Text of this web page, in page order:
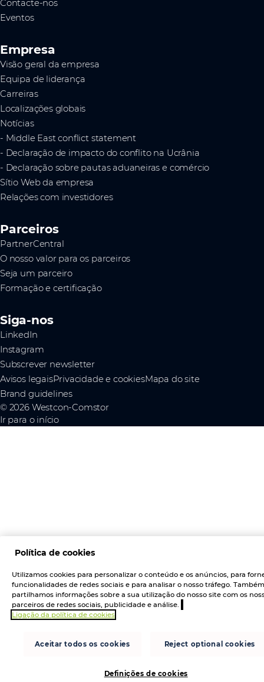
Contacte-nos
Eventos
Empresa
Visão geral da empresa
Equipa de liderança
Carreiras
Localizações globais
Notícias
- Middle East conflict statement
- Declaração de impacto do conflito na Ucrânia
- Declaração sobre pautas aduaneiras e comércio
Sítio Web da empresa
Relações com investidores
Parceiros
PartnerCentral
O nosso valor para os parceiros
Seja um parceiro
Formação e certificação
Siga-nos
LinkedIn
Instagram
Subscrever newsletter
Avisos legaisPrivacidade e cookiesMapa do site
Brand guidelines
© 2026 Westcon-Comstor
Ir para o início
Política de cookies
Utilizamos cookies para personalizar o conteúdo e os anúncios, para
funcionalidades de redes sociais e para analisar o nosso tráfego. Também
partilhamos informações sobre a sua utilização do nosso site com os
parceiros de redes sociais, publicidade e análise.
Ligação da política de cookies
Aceitar todos os cookies Reject optional cookies
Definições de cookies